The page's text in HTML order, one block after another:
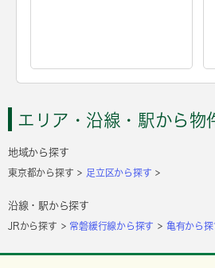
エリア・沿線・駅から物
地域から探す
東京都から探す 足立区から探す
沿線・駅から探す
JRから探す 常磐緩行線から探す 亀有から探